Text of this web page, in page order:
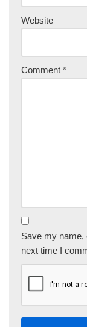
Website
Comment *
Save my name,
next time I